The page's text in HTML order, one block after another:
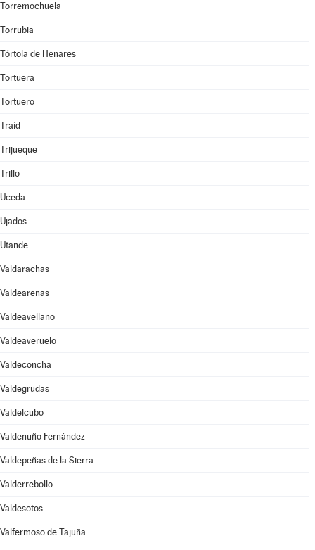
Torremochuela
Torrubia
Tórtola de Henares
Tortuera
Tortuero
Traíd
Trijueque
Trillo
Uceda
Ujados
Utande
Valdarachas
Valdearenas
Valdeavellano
Valdeaveruelo
Valdeconcha
Valdegrudas
Valdelcubo
Valdenuño Fernández
Valdepeñas de la Sierra
Valderrebollo
Valdesotos
Valfermoso de Tajuña